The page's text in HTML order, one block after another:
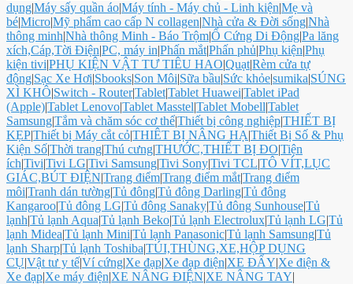
dụng|Máy sấy quần áo|Máy tính - Máy chủ - Linh kiện|Mẹ và
bé|Micro|Mỹ phẩm cao cấp N collagen|Nhà cửa & Đời sống|Nhà
thông minh|Nhà thông Minh - Báo Trộm|Ổ Cứng Di Động|Pa lăng
xích,Cáp,Tời Điện|PC, máy in|Phấn mắt|Phấn phủ|Phụ kiện|Phụ
kiện tivi|PHỤ KIỆN VẬT TƯ TIÊU HAO|Quạt|Rèm cửa tự
động|Sạc Xe Hơi|Sbooks|Son Môi|Sữa bầu|Sức khỏe|sumika|SÚNG
XÌ KHÔ|Switch - Router|Tablet|Tablet Huawei|Tablet iPad
(Apple)|Tablet Lenovo|Tablet Masstel|Tablet Mobell|Tablet
Samsung|Tắm và chăm sóc cơ thể|Thiết bị công nghiệp|THIẾT BỊ
KẸP|Thiết bị Máy cắt cỏ|THIÊT BỊ NÂNG HẠ|Thiết Bị Số & Phụ
Kiện Số|Thời trang|Thú cưng|THƯỚC,THIẾT BỊ ĐO|Tiện
ích|Tivi|Tivi LG|Tivi Samsung|Tivi Sony|Tivi TCL|TÔ VÍT,LỤC
GIÁC,BÚT ĐIỆN|Trang điểm|Trang điểm mắt|Trang điểm
môi|Tranh dán tường|Tủ đông|Tủ đông Darling|Tủ đông
Kangaroo|Tủ đông LG|Tủ đông Sanaky|Tủ đông Sunhouse|Tủ
lạnh|Tủ lạnh Aqua|Tủ lạnh Beko|Tủ lạnh Electrolux|Tủ lạnh LG|Tủ
lạnh Midea|Tủ lạnh Mini|Tủ lạnh Panasonic|Tủ lạnh Samsung|Tủ
lạnh Sharp|Tủ lạnh Toshiba|TÚI,THÙNG,XE,HỘP DỤNG
CỤ|Vật tư y tế|Ví cứng|Xe đạp|Xe đạp điện|XE ĐẨY|Xe điện &
Xe đạp|Xe máy điện|XE NÂNG ĐIỆN|XE NÂNG TAY|